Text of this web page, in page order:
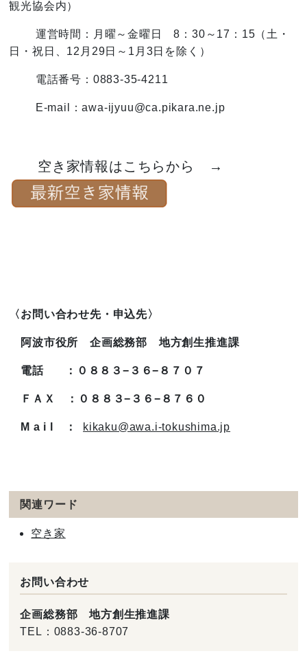
観光協会内）
運営時間：月曜～金曜日 8：30～17：15（土・
日・祝日、12月29日～1月3日を除く）
電話番号：0883-35-4211
E-mail：awa-ijyuu@ca.pikara.ne.jp
空き家情報はこちらから →
〈お問い合わせ先・申込先〉
阿波市役所 企画総務部 地方創生推進課
電話 ：０８８３−３６−８７０７
ＦＡＸ ：０８８３−３６−８７６０
M a i l ： kikaku@awa.i-tokushima.jp
関連ワード
空き家
お問い合わせ
企画総務部 地方創生推進課
TEL： 0883-36-8707